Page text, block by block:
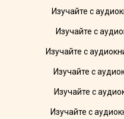
Изучайте с
Изучайте с
Изучайте с
Изучайте с
Изучайте с
Изучайте с